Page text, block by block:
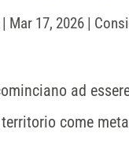
| Mar 17, 2026|
ad
come